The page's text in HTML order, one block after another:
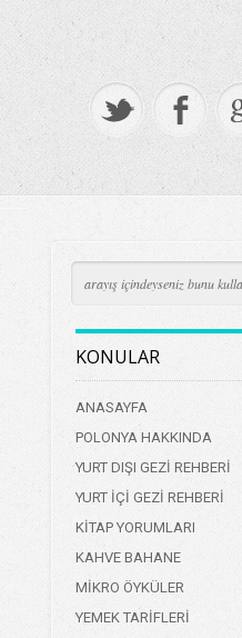
KONULAR
ANASAYFA
POLONYA HAKKINDA
YURT DIŞI GEZİ REHBERİ
YURT İÇİ GEZİ REHBERİ
KİTAP YORUMLARI
KAHVE BAHANE
MİKRO ÖYKÜLER
YEMEK TARİFLERİ